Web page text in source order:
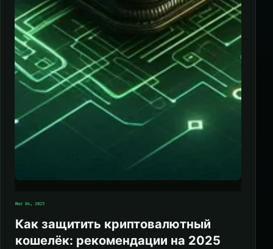
Mar 04, 2025
Как защитить криптовалютный
кошелёк: рекомендации на 2025